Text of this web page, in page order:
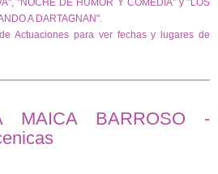
"NOCHE DE HUMOR Y COMEDIA" y "LOS
A DARTAGNAN".
Actuaciones para ver fechas y lugares de
MAICA BARROSO -